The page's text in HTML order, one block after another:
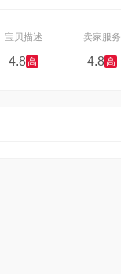
宝贝描述
4.8高
卖家服务
4.8高